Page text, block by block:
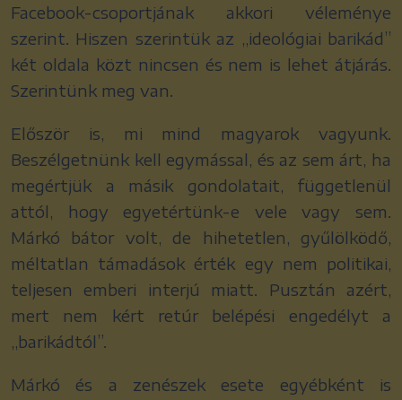
Facebook-csoportjának akkori véleménye
szerint. Hiszen szerintük az „ideológiai barikád”
két oldala közt nincsen és nem is lehet átjárás.
Szerintünk meg van.
Először is, mi mind magyarok vagyunk.
Beszélgetnünk kell egymással, és az sem árt, ha
megértjük a másik gondolatait, függetlenül
attól, hogy egyetértünk-e vele vagy sem.
Márkó bátor volt, de hihetetlen, gyűlölködő,
méltatlan támadások érték egy nem politikai,
teljesen emberi interjú miatt. Pusztán azért,
mert nem kért retúr belépési engedélyt a
„barikádtól”.
Márkó és a zenészek esete egyébként is